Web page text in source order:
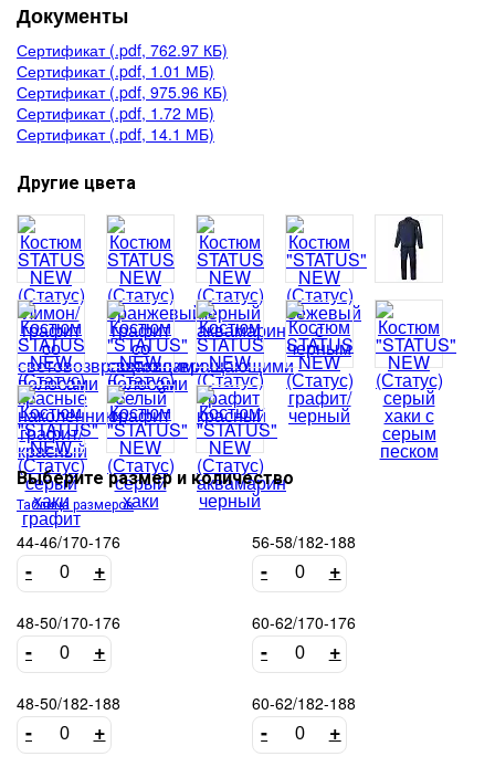
Документы
Сертификат (.pdf, 762.97 КБ)
Сертификат (.pdf, 1.01 МБ)
Сертификат (.pdf, 975.96 КБ)
Сертификат (.pdf, 1.72 МБ)
Сертификат (.pdf, 14.1 МБ)
Другие цвета
Выберите размер и количество
Таблица размеров
44-46/170-176
- +
48-50/170-176
- +
48-50/182-188
- +
56-58/182-188
- +
60-62/170-176
- +
60-62/182-188
- +